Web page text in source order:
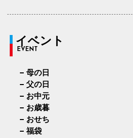
イベント
EVENT
母の日
父の日
お中元
お歳暮
おせち
福袋